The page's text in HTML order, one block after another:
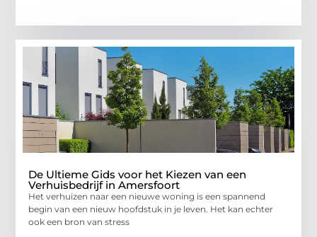
De Ultieme Gids voor het Kiezen van een
Verhuisbedrijf in Amersfoort
Het verhuizen naar een nieuwe woning is een spannend
begin van een nieuw hoofdstuk in je leven. Het kan echter
ook een bron van stress